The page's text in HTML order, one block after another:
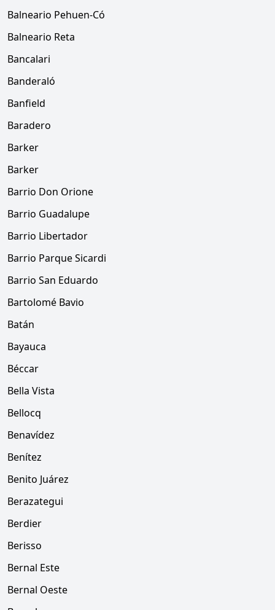
Balneario Pehuen-Có
Balneario Reta
Bancalari
Banderaló
Banfield
Baradero
Barker
Barker
Barrio Don Orione
Barrio Guadalupe
Barrio Libertador
Barrio Parque Sicardi
Barrio San Eduardo
Bartolomé Bavio
Batán
Bayauca
Béccar
Bella Vista
Bellocq
Benavídez
Benítez
Benito Juárez
Berazategui
Berdier
Berisso
Bernal Este
Bernal Oeste